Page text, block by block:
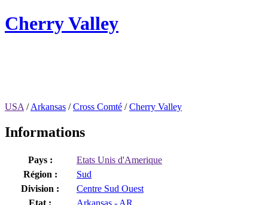
Cherry Valley
USA /Arkansas /Cross Comté /Cherry Valley
Informations
Pays :
Etats Unis d'Amerique
Région :
Sud
Division :
Centre Sud Ouest
Etat :
Arkansas - AR